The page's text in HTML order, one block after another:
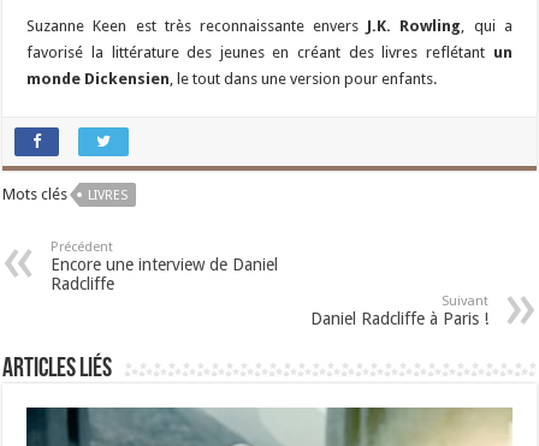
Suzanne Keen est très reconnaissante envers J.K. Rowling, qui a
favorisé la littérature des jeunes en créant des livres reflétant un
monde Dickensien, le tout dans une version pour enfants.
Mots clés LIVRES
Précédent
Encore une interview de Daniel
Radcliffe
Suivant
Daniel Radcliffe à Paris !
Articles liés